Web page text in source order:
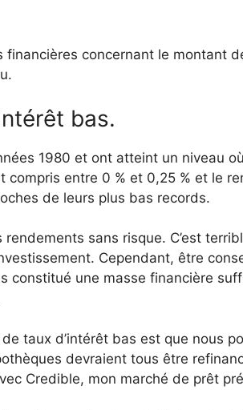
concernant le montant
bas.
1980 et ont atteint un niveau
entre 0 % et 0,25 % et le
de leurs plus bas records.
sans risque. C’est
Cependant, être
constitué une masse financière
taux d’intérêt bas est que nous
devraient tous être
Credible, mon marché de prêt